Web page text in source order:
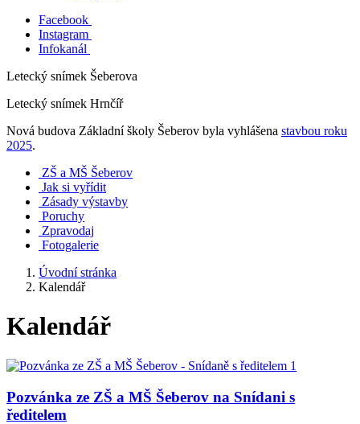
Facebook
Instagram
Infokanál
Letecký snímek Šeberova
Letecký snímek Hrnčíř
Nová budova Základní školy Šeberov byla vyhlášena stavbou roku
2025.
ZŠ a MŠ Šeberov
Jak si vyřídit
Zásady výstavby
Poruchy
Zpravodaj
Fotogalerie
Úvodní stránka
Kalendář
Kalendář
Pozvánka ze ZŠ a MŠ Šeberov na Snídani s
ředitelem